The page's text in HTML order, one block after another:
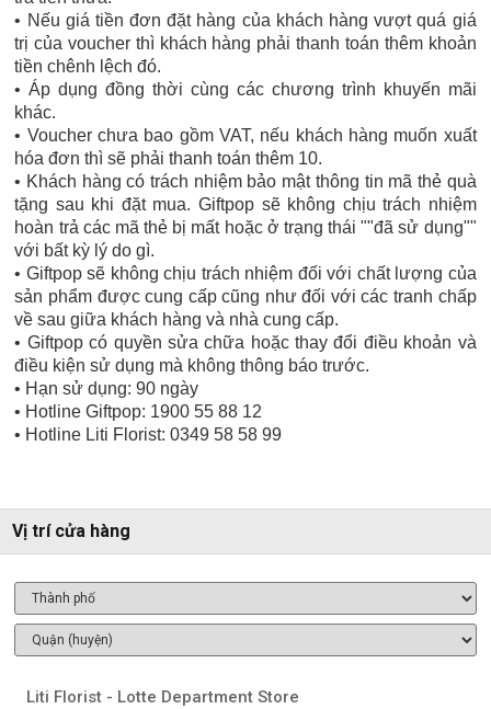
• Nếu giá tiền đơn đặt hàng của khách hàng vượt quá giá
trị của voucher thì khách hàng phải thanh toán thêm khoản
tiền chênh lệch đó.
• Áp dụng đồng thời cùng các chương trình khuyến mãi
khác.
• Voucher chưa bao gồm VAT, nếu khách hàng muốn xuất
hóa đơn thì sẽ phải thanh toán thêm 10.
• Khách hàng có trách nhiệm bảo mật thông tin mã thẻ quà
tặng sau khi đặt mua. Giftpop sẽ không chịu trách nhiệm
hoàn trả các mã thẻ bị mất hoặc ở trạng thái ""đã sử dụng""
với bất kỳ lý do gì.
• Giftpop sẽ không chịu trách nhiệm đối với chất lượng của
sản phẩm được cung cấp cũng như đối với các tranh chấp
về sau giữa khách hàng và nhà cung cấp.
• Giftpop có quyền sửa chữa hoặc thay đổi điều khoản và
điều kiện sử dụng mà không thông báo trước.
• Hạn sử dụng: 90 ngày
• Hotline Giftpop: 1900 55 88 12
• Hotline Liti Florist: 0349 58 58 99
Vị trí cửa hàng
Liti Florist - Lotte Department Store